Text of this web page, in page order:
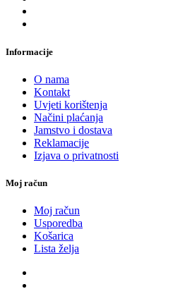
Informacije
O nama
Kontakt
Uvjeti korištenja
Načini plaćanja
Jamstvo i dostava
Reklamacije
Izjava o privatnosti
Moj račun
Moj račun
Usporedba
Košarica
Lista želja